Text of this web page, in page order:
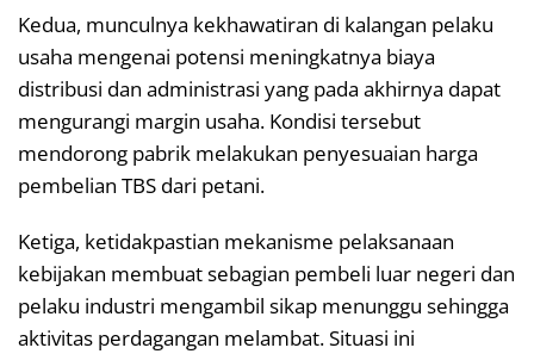
Kedua, munculnya kekhawatiran di kalangan pelaku
usaha mengenai potensi meningkatnya biaya
distribusi dan administrasi yang pada akhirnya dapat
mengurangi margin usaha. Kondisi tersebut
mendorong pabrik melakukan penyesuaian harga
pembelian TBS dari petani.
Ketiga, ketidakpastian mekanisme pelaksanaan
kebijakan membuat sebagian pembeli luar negeri dan
pelaku industri mengambil sikap menunggu sehingga
aktivitas perdagangan melambat. Situasi ini